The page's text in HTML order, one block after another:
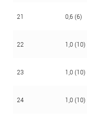
21 0,6 (6)
22 1,0 (10)
23 1,0 (10)
24 1,0 (10)